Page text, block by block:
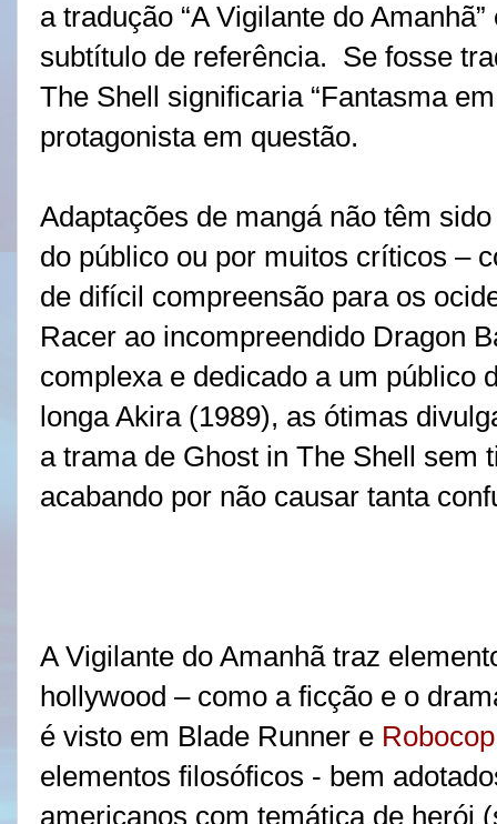
a tradução “A Vigilante do
subtítulo de referência. Se fosse
The Shell significaria “Fantasma
protagonista em questão.
Adaptações de mangá não têm
do público ou por muitos críticos –
de difícil compreensão para os
Racer ao incompreendido Dragon
complexa e dedicado a um público
longa Akira (1989), as ótimas
a trama de Ghost in The Shell sem
acabando por não causar tanta
A Vigilante do Amanhã traz
hollywood – como a ficção e o
é visto em Blade Runner e Robocop
elementos filosóficos - bem
americanos com temática de herói